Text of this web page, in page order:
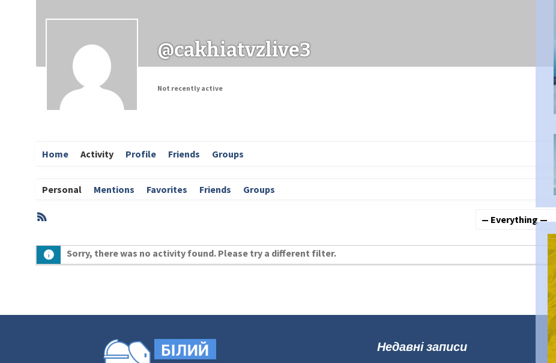
@cakhiatvzlive3
Not recently active
Home Activity Profile Friends Groups
Personal Mentions Favorites Friends Groups
Activities
RSS
Sorry, there was no activity found. Please try a different filter.
Недавні записи